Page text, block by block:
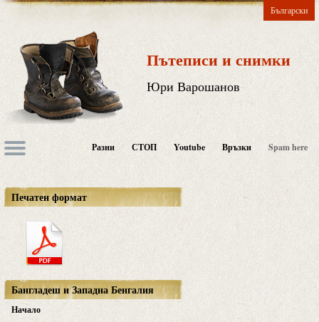
Български
Пътеписи и снимки
Юри Варошанов
Разни СТОП Youtube Връзки Spam here
Печатен формат
Бангладеш и Западна Бенгалия
Начало